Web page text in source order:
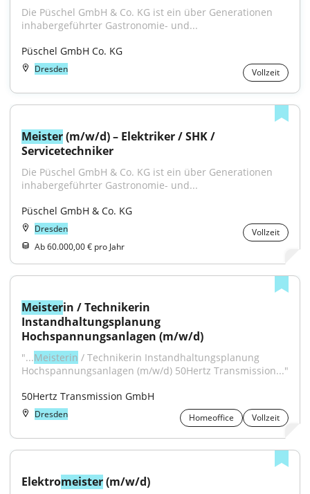
Die Püschel GmbH & Co. KG ist ein über Generationen
inhabergeführter Gastronomie- und...
Püschel GmbH Co. KG
Dresden Vollzeit
Meister (m/w/d) – Elektriker / SHK /
Servicetechniker
Die Püschel GmbH & Co. KG ist ein über Generationen
inhabergeführter Gastronomie- und...
Püschel GmbH & Co. KG
Dresden
Vollzeit
Ab 60.000,00 € pro Jahr
Meisterin / Technikerin
Instandhaltungsplanung
Hochspannungsanlagen (m/w/d)
"...Meisterin / Technikerin Instandhaltungsplanung
Hochspannungsanlagen (m/w/d) 50Hertz Transmission..."
50Hertz Transmission GmbH
Dresden Homeoffice Vollzeit
Elektromeister (m/w/d)